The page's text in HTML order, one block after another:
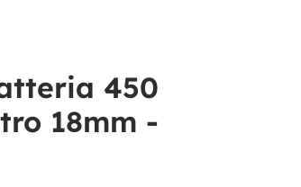
450
18mm -